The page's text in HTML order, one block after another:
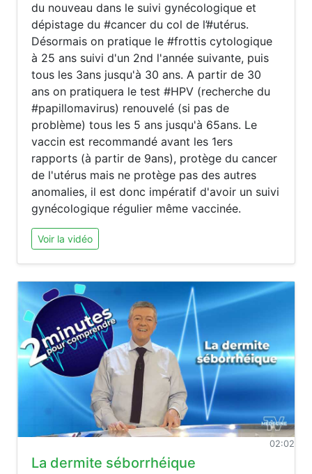
du nouveau dans le suivi gynécologique et
dépistage du #cancer du col de l’#utérus.
Désormais on pratique le #frottis cytologique
à 25 ans suivi d'un 2nd l'année suivante, puis
tous les 3ans jusqu'à 30 ans. A partir de 30
ans on pratiquera le test #HPV (recherche du
#papillomavirus) renouvelé (si pas de
problème) tous les 5 ans jusqu'à 65ans. Le
vaccin est recommandé avant les 1ers
rapports (à partir de 9ans), protège du cancer
de l'utérus mais ne protège pas des autres
anomalies, il est donc impératif d'avoir un suivi
gynécologique régulier même vaccinée.
Voir la vidéo
02:02
La dermite séborrhéique